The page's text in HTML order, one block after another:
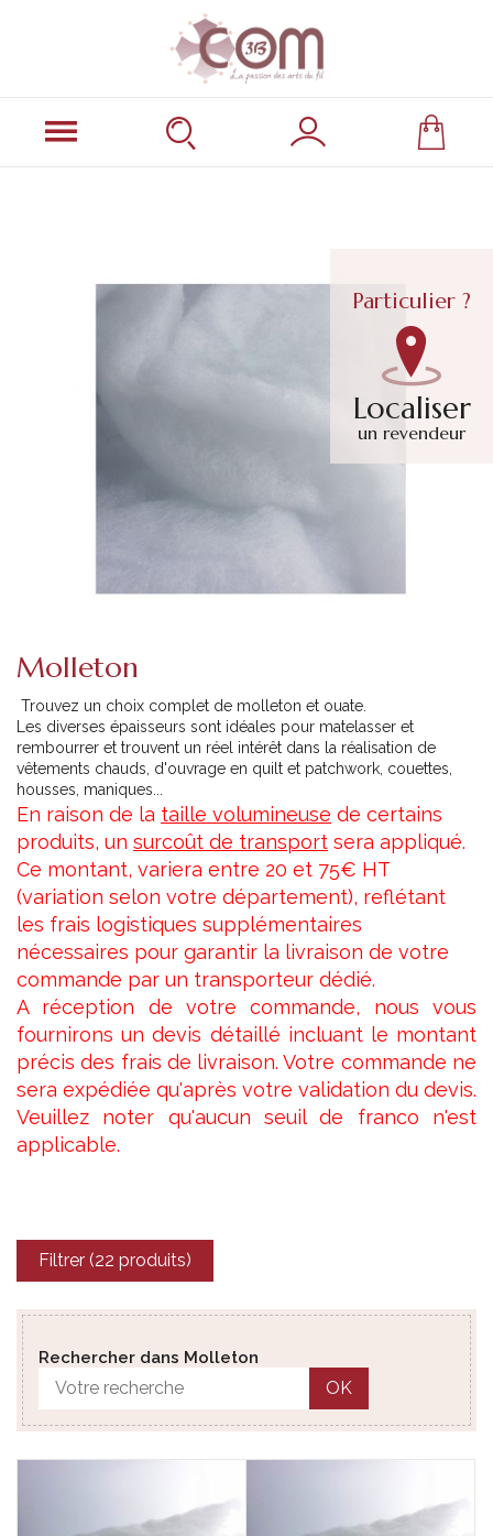
Particulier ?
Localiser
un revendeur
Molleton
Trouvez un choix complet de molleton et ouate.
Les diverses épaisseurs sont idéales pour matelasser et
rembourrer et trouvent un réel intérêt dans la réalisation de
vêtements chauds, d'ouvrage en quilt et patchwork, couettes,
housses, maniques...
En raison de la taille volumineuse de certains
produits, un surcoût de transport sera appliqué.
Ce montant, variera entre 20 et 75€ HT
(variation selon votre département), reflétant
les frais logistiques supplémentaires
nécessaires pour garantir la livraison de votre
commande par un transporteur dédié.
A réception de votre commande, nous vous
fournirons un devis détaillé incluant le montant
précis des frais de livraison. Votre commande ne
sera expédiée qu'après votre validation du devis.
Veuillez noter qu'aucun seuil de franco n'est
applicable.
Filtrer (22 produits)
Rechercher dans Molleton
OK